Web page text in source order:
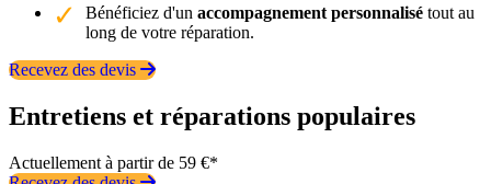
Bénéficiez d'un accompagnement personnalisé tout au
long de votre réparation.
Recevez des devis
Entretiens et réparations populaires
Actuellement à partir de 59 €*